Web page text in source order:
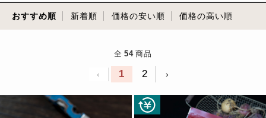
おすすめ順 新着順 価格の安い順 価格の高い順
全 54 商品
‹ 1 2 ›